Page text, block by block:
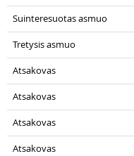
Suinteresuotas asmuo
Tretysis asmuo
Atsakovas
Atsakovas
Atsakovas
Atsakovas